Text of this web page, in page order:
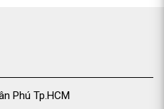
Phú Tp.HCM